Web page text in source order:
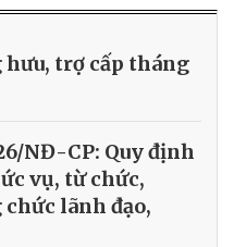
trợ cấp tháng
NĐ-CP: Quy định
vụ, từ chức,
lãnh đạo,